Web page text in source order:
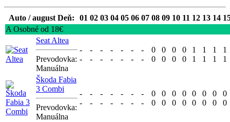
Auto / august Deň: 01 02 03 04 05 06 07 08 09 10 11 12 13 14
A Osobné od 18€
Seat Altea
Prevodovka:
Manuálna
-
-
-
-
-
-
-
-
-
-
-
-
-
-
0
0
0
0
0
0
0
0
1
1
1
1
1
1
1
1
Škoda Fabia
3 Combi
Prevodovka:
Manuálna
-
-
-
-
-
-
-
-
-
-
-
-
-
-
0
0
0
0
0
0
0
0
0
0
0
0
0
0
0
0